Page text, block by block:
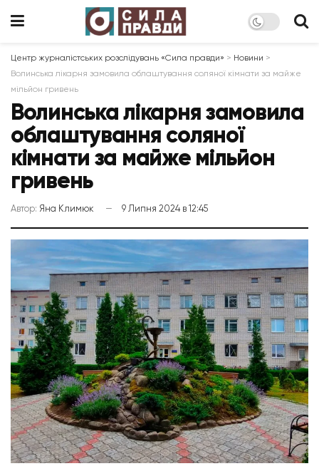
Центр журналістських розслідувань «Сила правди» > Новини >
Волинська лікарня замовила облаштування соляної кімнати за майже
мільйон гривень
Волинська лікарня замовила
облаштування соляної
кімнати за майже мільйон
гривень
Автор: Яна Климюк 9 Липня 2024 в 12:45